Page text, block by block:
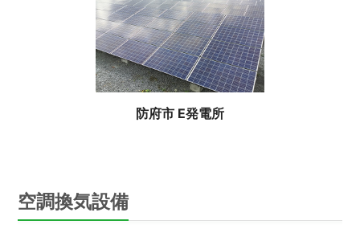
防府市 E発電所
空調換気設備